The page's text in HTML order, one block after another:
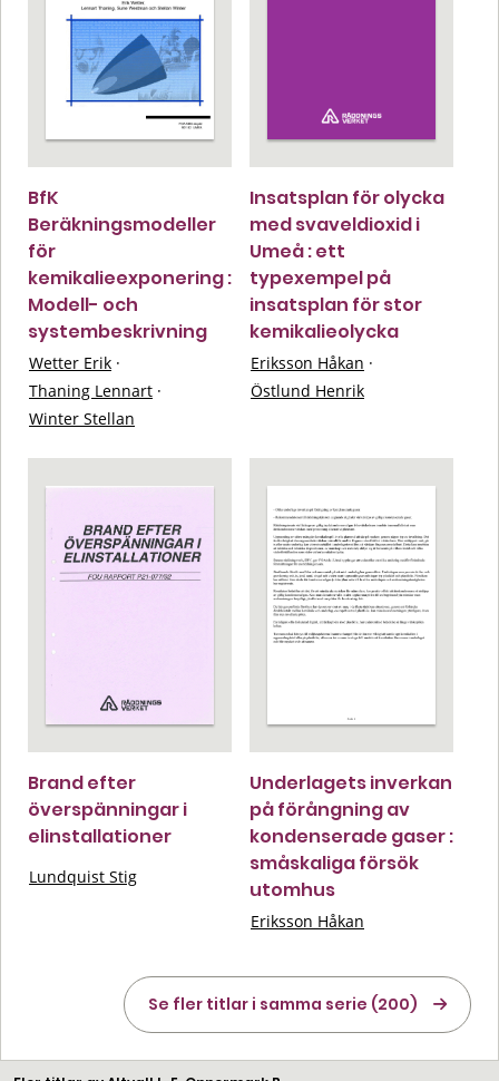
BfK
Beräkningsmodeller
för
kemikalieexponering :
Modell- och
systembeskrivning
Wetter Erik ·
Thaning Lennart ·
Winter Stellan
Insatsplan för olycka
med svaveldioxid i
Umeå : ett
typexempel på
insatsplan för stor
kemikalieolycka
Eriksson Håkan ·
Östlund Henrik
Brand efter
överspänningar i
elinstallationer
Lundquist Stig
Underlagets inverkan
på förångning av
kondenserade gaser :
småskaliga försök
utomhus
Eriksson Håkan
Se fler titlar i samma serie (200)